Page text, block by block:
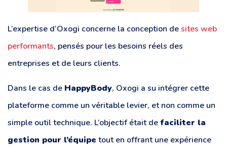
L’expertise d’Oxogi concerne la conception desites web
performants, pensés pour les besoins réels des
entreprises et de leurs clients.
Dans le cas de HappyBody, Oxogi a su intégrer cette
plateforme comme un véritable levier, et non comme un
simple outil technique. L’objectif était defaciliter la
gestion pour l’équipe tout en offrant une expérience